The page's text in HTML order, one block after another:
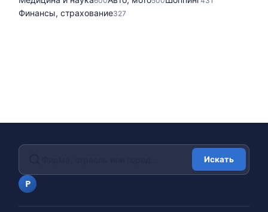
Финансы, страхование327
P
Искать